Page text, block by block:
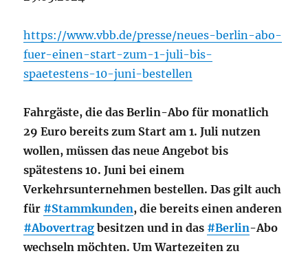
https://www.vbb.de/presse/neues-berlin-abo-
fuer-einen-start-zum-1-juli-bis-
spaetestens-10-juni-bestellen
Fahrgäste, die das Berlin-Abo für monatlich
29 Euro bereits zum Start am 1. Juli nutzen
wollen, müssen das neue Angebot bis
spätestens 10. Juni bei einem
Verkehrsunternehmen bestellen. Das gilt auch
für #Stammkunden, die bereits einen anderen
#Abovertrag besitzen und in das #Berlin-Abo
wechseln möchten. Um Wartezeiten zu